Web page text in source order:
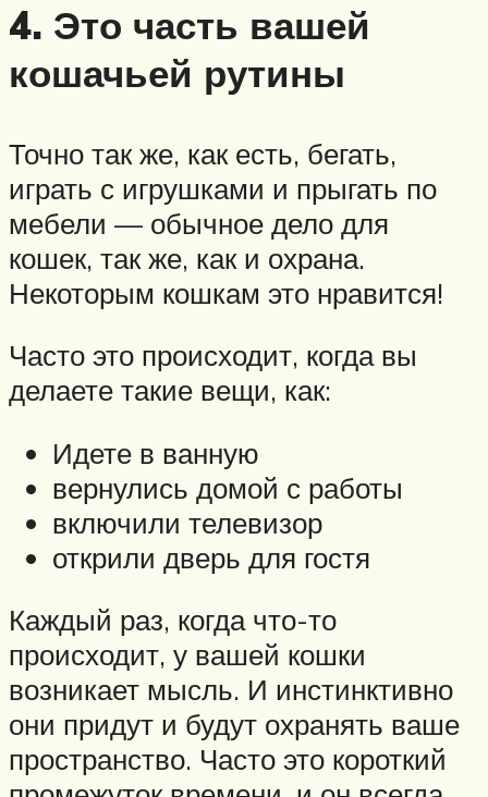
4. Это часть вашей
кошачьей рутины
Точно так же, как есть, бегать,
играть с игрушками и прыгать по
мебели — обычное дело для
кошек, так же, как и охрана.
Некоторым кошкам это нравится!
Часто это происходит, когда вы
делаете такие вещи, как:
Идете в ванную
вернулись домой с работы
включили телевизор
открили дверь для гостя
Каждый раз, когда что-то
происходит, у вашей кошки
возникает мысль. И инстинктивно
они придут и будут охранять ваше
пространство. Часто это короткий